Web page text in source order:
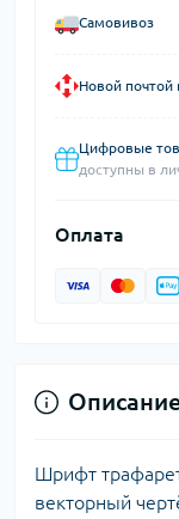
Самовивоз
Новой почтой
Цифровые
доступны в
Оплата
Шрифт
векторный